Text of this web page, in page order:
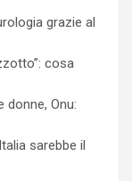
grazie al
cosa
donne, Onu:
sarebbe il